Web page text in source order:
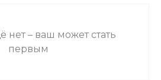
нет – ваш может стать
первым